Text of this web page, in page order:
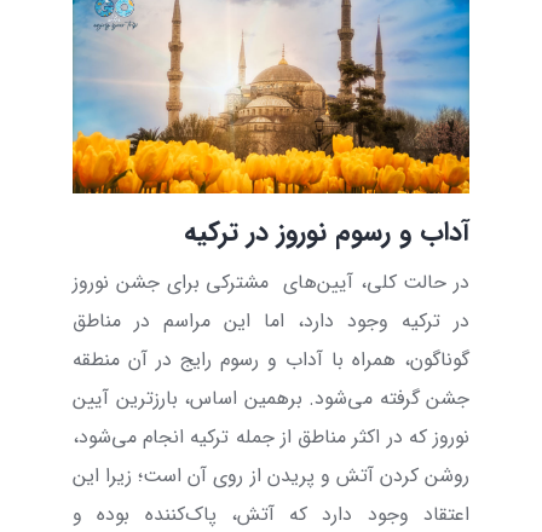
آداب و رسوم نوروز در ترکیه
در حالت کلی، آیین‌های مشترکی برای جشن نوروز
در ترکیه وجود دارد، اما این مراسم در مناطق
گوناگون، همراه با آداب و رسوم رایج در آن منطقه
جشن گرفته می‌شود. برهمین اساس، بارزترین آیین
نوروز که در اکثر مناطق از جمله ترکیه انجام می‌شود،
روشن کردن آتش و پریدن از روی آن است؛ زیرا این
اعتقاد وجود دارد که آتش، پاک‌کننده بوده و